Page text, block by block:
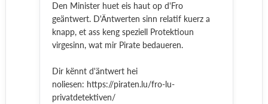
Den Minister huet eis haut op d'Fro
geäntwert. D'Äntwerten sinn relatif kuerz a
knapp, et ass keng speziell Protektioun
virgesinn, wat mir Pirate bedaueren.
Dir kënnt d'äntwert hei
noliesen: https://piraten.lu/fro-lu-
privatdetektiven/